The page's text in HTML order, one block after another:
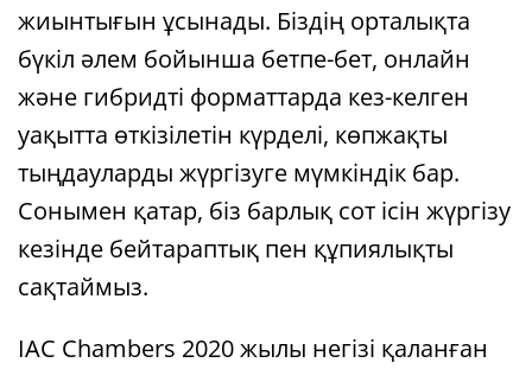
жиынтығын ұсынады. Біздің орталықта
бүкіл әлем бойынша бетпе-бет, онлайн
және гибридті форматтарда кез-келген
уақытта өткізілетін күрделі, көпжақты
тыңдауларды жүргізуге мүмкіндік бар.
Сонымен қатар, біз барлық сот ісін жүргізу
кезінде бейтараптық пен құпиялықты
сақтаймыз.
IAC Chambers 2020 жылы негізі қаланған